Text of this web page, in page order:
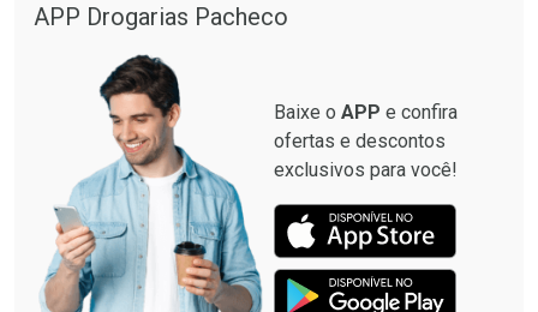
APP Drogarias Pacheco
Baixe o APP e confira
ofertas e descontos
exclusivos para você!